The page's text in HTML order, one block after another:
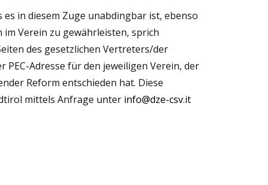
in diesem Zuge unabdingbar ist, ebenso
Verein zu gewährleisten, sprich
des gesetzlichen Vertreters/der
Adresse für den jeweiligen Verein, der
Reform entschieden hat. Diese
mittels Anfrage unter info@dze-csv.it